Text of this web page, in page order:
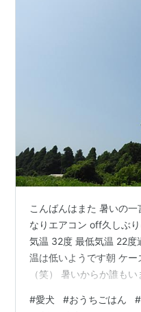
こんばんはまた 暑いの
なりエアコン off久しぶ
気温 32度 最低気温 22度
温は低いようです朝 ケ
（笑） 暑いからか誰も
一緒にね 「千葉県立美術
#愛犬 #おうちごはん #